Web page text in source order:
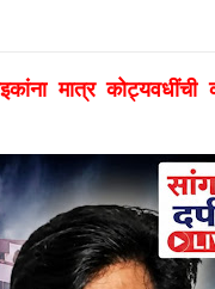
मात्र